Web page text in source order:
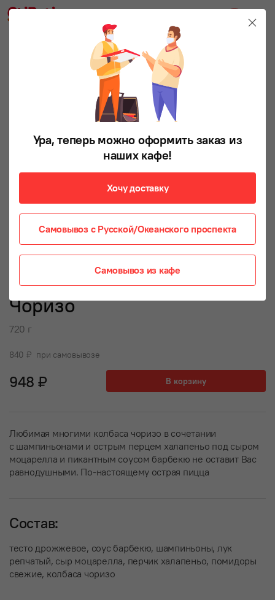
Чоризо
720 г
840 ₽ при самовывозе
948 ₽ В корзину
Любимая многими колбаса чоризо в сочетании
с шампиньонами и острым перцем халапеньо под сыром
моцарелла и пикантным соусом барбекю не оставит Вас
равнодушными. По-настоящему острая пицца
Состав:
тесто дрожжевое, соус барбекю, шампиньоны, лук
репчатый, сыр моцарелла, перчик халапеньо, помидоры
свежие, колбаса чоризо
Ура, теперь можно оформить заказ из
наших кафе!
Хочу доставку
Самовывоз с Русской/Океанского проспекта
Самовывоз из кафе